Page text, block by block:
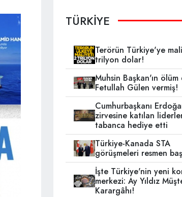
TÜRKİYE
Terörün Türkiye'ye
trilyon dolar!
Muhsin Başkan'ın ölüm
Fetullah Gülen vermiş!
Cumhurbaşkanı
zirvesine katılan
tabanca hediye etti
Türkiye-Kanada STA
görüşmeleri resmen
İşte Türkiye'nin yeni
merkezi: Ay Yıldız
Karargâhı!